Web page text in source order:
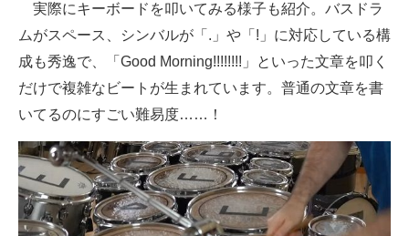
実際にキーボードを叩いてみる様子も紹介。バスドラ
ムがスペース、シンバルが「.」や「!」に対応している構
成も秀逸で、「Good Morning!!!!!!!!」といった文章を叩く
だけで複雑なビートが生まれています。普通の文章を書
いてるのにすごい難易度……！